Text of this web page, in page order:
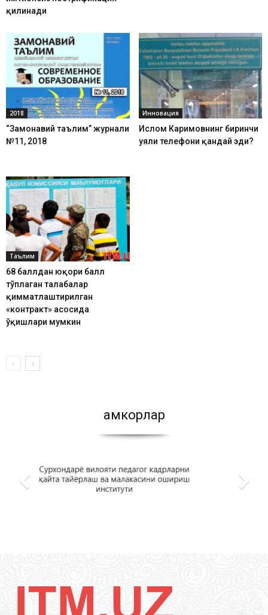
қилинади
2018
“Замонавий таълим” журнали
№11, 2018
Инновация
Ислом Каримовнинг биринчи
уяли телефони қандай эди?
Таълим
68 баллдан юқори балл
тўплаган талабалар
қимматлаштирилган
«контракт» асосида
ўқишлари мумкин
Ҳамкорлар